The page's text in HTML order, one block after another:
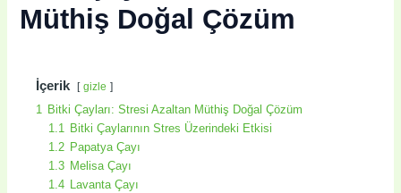
Müthiş Doğal Çözüm
İçerik gizle
1 Bitki Çayları: Stresi Azaltan Müthiş Doğal Çözüm
1.1 Bitki Çaylarının Stres Üzerindeki Etkisi
1.2 Papatya Çayı
1.3 Melisa Çayı
1.4 Lavanta Çayı